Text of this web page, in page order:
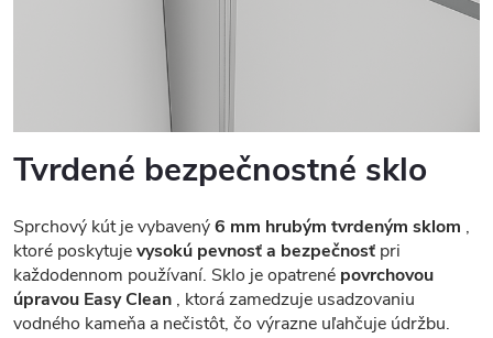
Tvrdené bezpečnostné sklo
Sprchový kút je vybavený6 mm hrubým tvrdeným sklom ,
ktoré poskytujevysokú pevnosť a bezpečnosť pri
každodennom používaní. Sklo je opatrené povrchovou
úpravou Easy Clean , ktorá zamedzuje usadzovaniu
vodného kameňa a nečistôt, čo výrazne uľahčuje údržbu.